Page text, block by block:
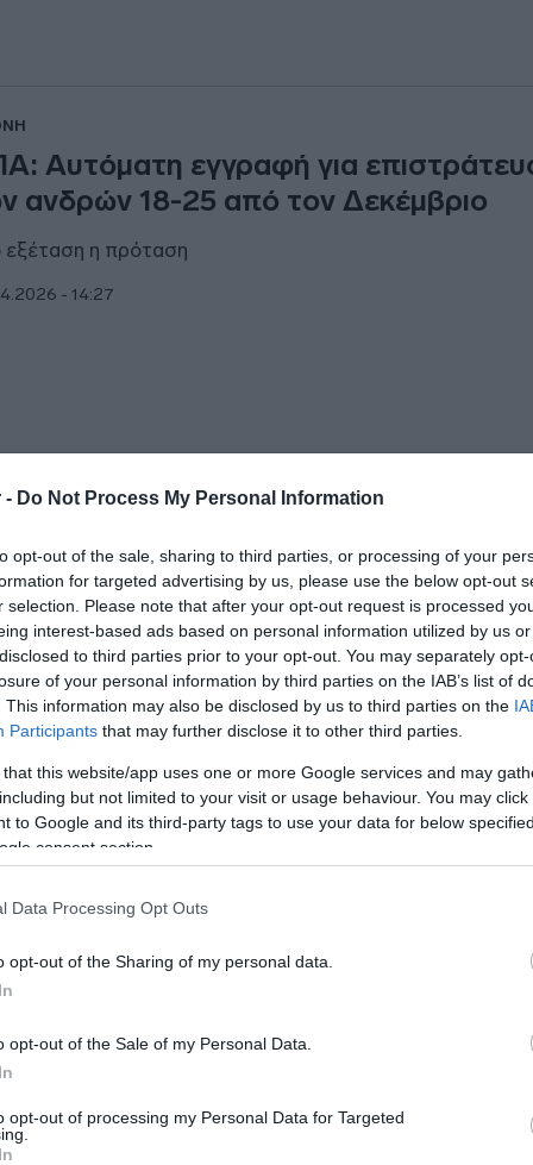
- Do Not Process My Personal Information
opt-out of the sale, sharing to third parties, or processing of your
for targeted advertising by us, please use the below opt-out
selection. Please note that after your opt-out request is processed
interest-based ads based on personal information utilized by us
to third parties prior to your opt-out. You may separately
of your personal information by third parties on the IAB’s list of
This information may also be disclosed by us to third parties on the
Participants that may further disclose it to other third parties.
that this website/app uses one or more Google services and may
but not limited to your visit or usage behaviour. You may
to Google and its third-party tags to use your data for below
consent section.
Data Processing Opt Outs
opt-out of the Sharing of my personal data.
opt-out of the Sale of my Personal Data.
opt-out of processing my Personal Data for Targeted
Αυτόματη εγγραφή για
ανδρών 18-25 από τον Δεκέμβριο
εξέταση η πρόταση
- 14:27
επιθέσεις της Χεζμπολάχ
ακόμη στρατιώτες τραυματίστηκαν ελαφρά
- 16:49
σήμερα για το νέο μοντέλο
και τη μηνιαία αποζημίωση
- 07:50